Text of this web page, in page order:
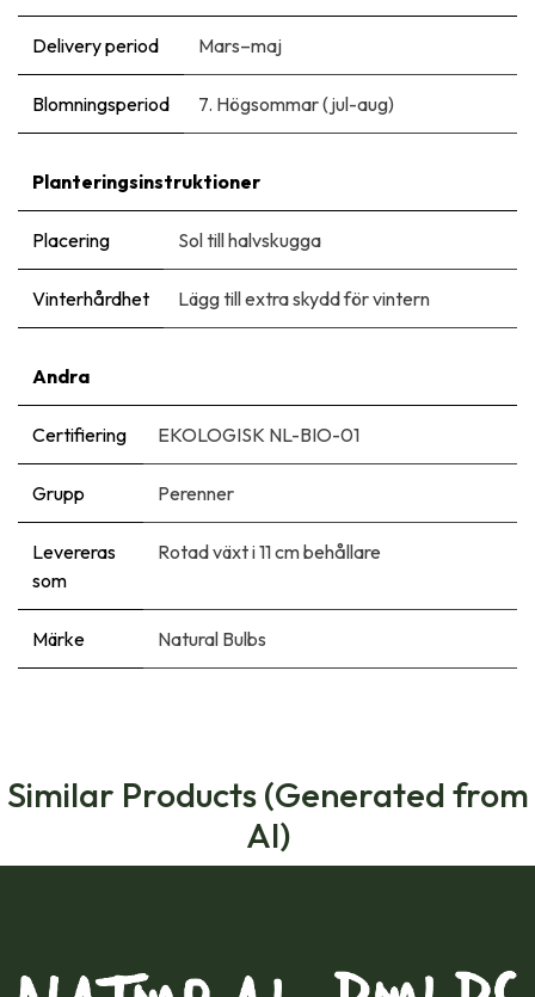
Delivery period Mars–maj
Blomningsperiod 7. Högsommar (jul-aug)
Planteringsinstruktioner
Placering Sol till halvskugga
Vinterhårdhet Lägg till extra skydd för vintern
Andra
Certifiering EKOLOGISK NL-BIO-01
Grupp Perenner
Levereras
som
Rotad växt i 11 cm behållare
Märke Natural Bulbs
Similar Products (Generated from
AI)